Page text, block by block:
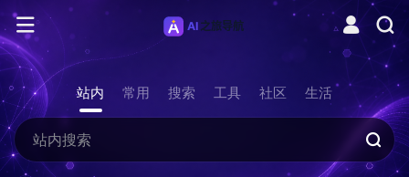
站内 常用 搜索 工具 社区 生活